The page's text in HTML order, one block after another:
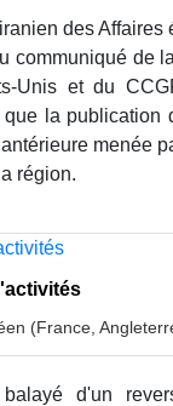
des
communiqué de
Unis et du
la publication
menée
région.
(France,
d'un